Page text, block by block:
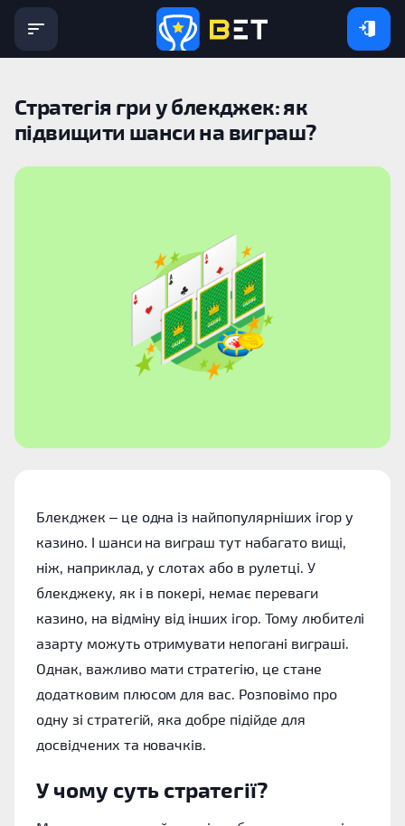
Стратегія гри у блекджек: як
підвищити шанси на виграш?
Блекджек – це одна із найпопулярніших ігор у
казино. І шанси на виграш тут набагато вищі,
ніж, наприклад, у слотах або в рулетці. У
блекджеку, як і в покері, немає переваги
казино, на відміну від інших ігор. Тому любителі
азарту можуть отримувати непогані виграші.
Однак, важливо мати стратегію, це стане
додатковим плюсом для вас. Розповімо про
одну зі стратегій, яка добре підійде для
досвідчених та новачків.
У чому суть стратегії?